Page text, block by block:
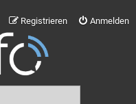
Anmelden
Registrieren